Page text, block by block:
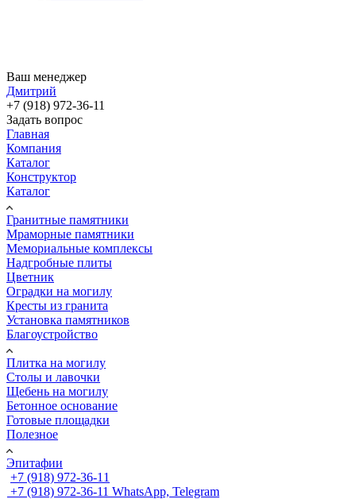
Ваш менеджер
Дмитрий
+7 (918) 972-36-11
Задать вопрос
Главная
Компания
Каталог
Конструктор
Каталог
Гранитные памятники
Мраморные памятники
Мемориальные комплексы
Надгробные плиты
Цветник
Оградки на могилу
Кресты из гранита
Установка памятников
Благоустройство
Плитка на могилу
Столы и лавочки
Щебень на могилу
Бетонное основание
Готовые площадки
Полезное
Эпитафии
+7 (918) 972-36-11
+7 (918) 972-36-11 WhatsApp, Telegram